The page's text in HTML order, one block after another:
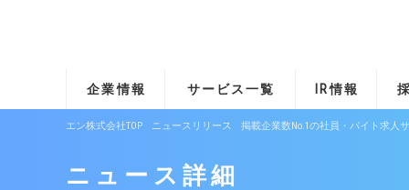
企業情報 サービス一覧 IR情報
エン株式会社TOP ニュースリリース 掲載企業数No.1の社員・バイト求人
ニュース詳細